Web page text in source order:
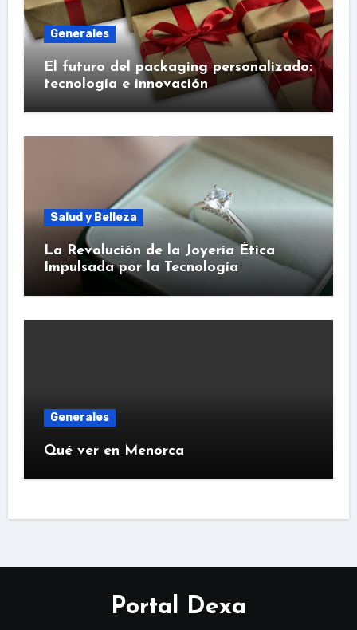
Generales
El futuro del packaging personalizado:
tecnología e innovación
Salud y Belleza
La Revolución de la Joyería Ética
Impulsada por la Tecnología
Generales
Qué ver en Menorca
Portal Dexa